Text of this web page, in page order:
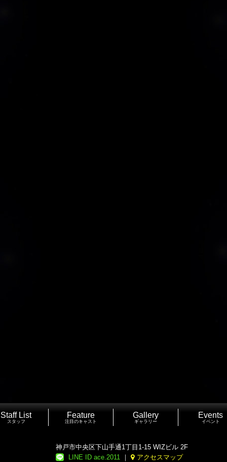
Staff List
スタッフ
Feature
注目のキャスト
Gallery
ギャラリー
Events
イベント
神戸市中央区下山手通1丁目1-15 WIZビル 2F
LINE ID ace.2011 ｜ アクセスマップ